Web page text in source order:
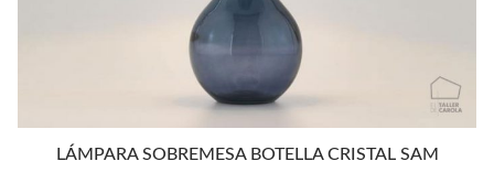
LÁMPARA SOBREMESA BOTELLA CRISTAL SAM